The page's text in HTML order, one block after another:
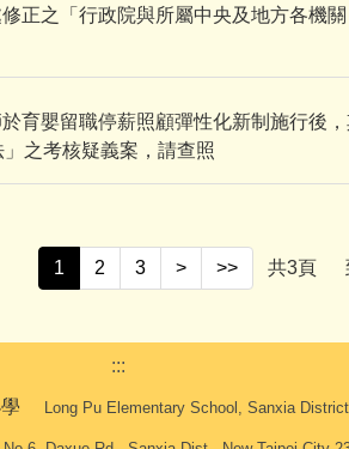
正之「行政院與所屬中央及地方各機
育嬰留職停薪照顧彈性化新制施行後
之考核疑義案，請查照
1 2 3 > >> 共3頁
:::
學 Long Pu Elementary School, Sanxia